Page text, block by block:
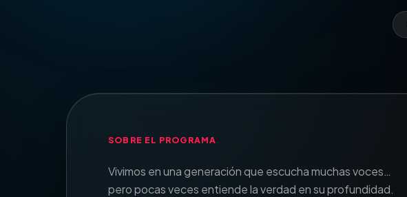
SOBRE EL PROGRAMA
Vivimos en una generación que escucha muchas voces…
pero pocas veces entiende la verdad en su profundidad.